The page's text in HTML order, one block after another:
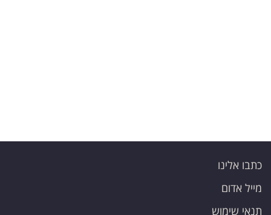
כתבו אלינו
מייל אדום
תנאי שימוש